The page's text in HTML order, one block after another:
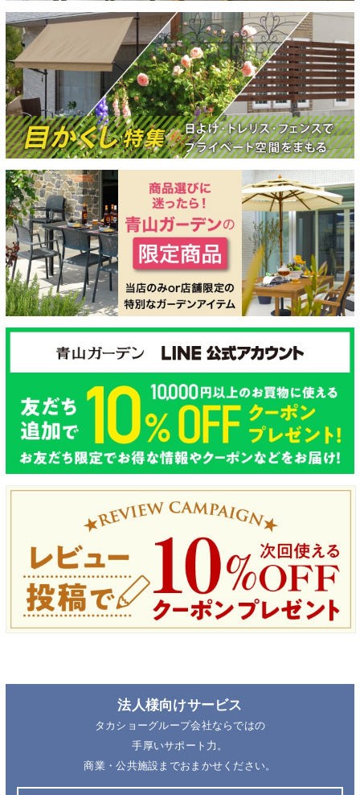
法人様向けサービス
タカショーグループ会社ならではの
手厚いサポート力。
商業・公共施設までおまかせください。